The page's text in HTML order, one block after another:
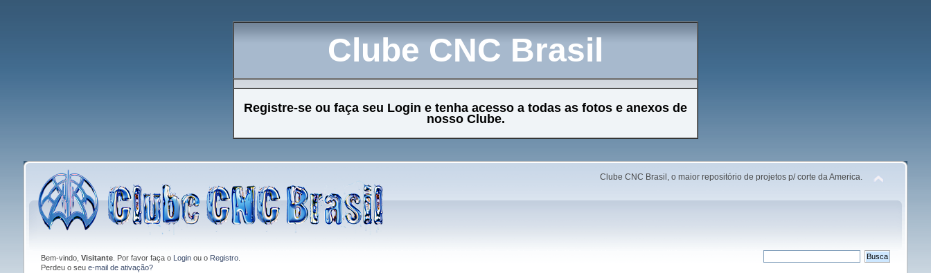
Clube CNC Brasil
Registre-se ou faça seu Login e tenha acesso a todas as fotos e anexos de
nosso Clube.
Clube CNC Brasil, o maior repositório de projetos p/ corte da America.
Bem-vindo, Visitante. Por favor faça o Loginou o Registro.
Perdeu o seu e-mail de ativação?